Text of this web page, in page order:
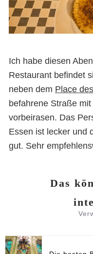
Feines
Ich habe diesen
Restaurant befindet
neben dem Place
befahrene Straße
vorbeirasen. Das
Essen ist lecker und
gut. Sehr
Das